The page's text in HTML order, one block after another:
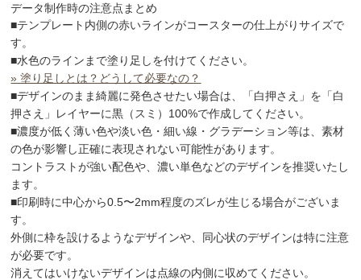
データ制作時の注意点まとめ
■テンプレート内側の赤いラインがコースターの仕上がりサイズで
す。
■水色のラインまで塗り足しを付けてください。
» 塗り足しとは？どうして必要なの？
■デザインのまま綺麗に発色させたい場合は、「白押さえ」を「白
押さえ」レイヤーに黒（スミ）100%で作成してください。
■濃度が低く薄い色や淡い色・細い線・グラデーション等は、素材
の色が影響し正確に表現されない可能性があります。
コントラストが強い配色や、濃い単色などのデザインを推奨いたし
ます。
■印刷時に中心から0.5〜2mm程度のズレが生じる場合がございま
す。
外側に枠を設けるようなデザインや、同心状のデザインは特に注意
が必要です。
消えてはいけないデザインは点線の内側に収めてください。